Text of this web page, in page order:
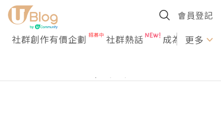
會員登記
社群創作有價企劃 社群熱話 成為U更多